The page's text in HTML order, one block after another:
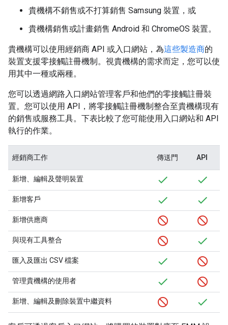
貴機構不銷售或不打算銷售 Samsung 裝置，或
貴機構銷售或計畫銷售 Android 和 ChromeOS 裝置。
貴機構可以使用經銷商 API 或入口網站，為這些製造商的
裝置支援零接觸註冊機制。視貴機構的需求而定，您可以使
用其中一種或兩種。
您可以透過網路入口網站管理客戶和他們的零接觸註冊裝
置。您可以使用 API，將零接觸註冊機制整合至貴機構現有
的銷售或服務工具。下表比較了您可能使用入口網站和 API
執行的作業。
經銷商工作 傳送門 API
新增、編輯及聲明裝置
新增客戶
新增供應商
與現有工具整合
匯入及匯出 CSV 檔案
管理貴機構的使用者
新增、編輯及刪除裝置中繼資料